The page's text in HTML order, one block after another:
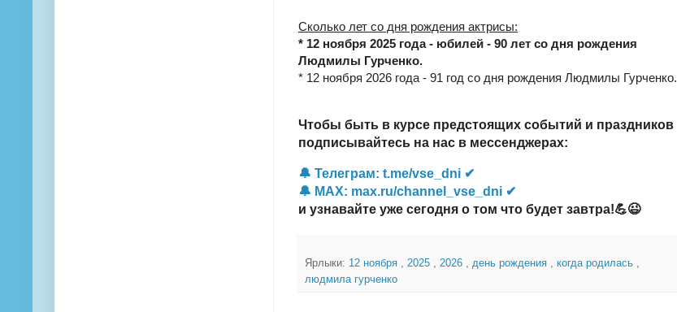
Сколько лет со дня рождения актрисы:
* 12 ноября 2025 года - юбилей - 90 лет со дня рождения
Людмилы Гурченко.
* 12 ноября 2026 года - 91 год со дня рождения Людмилы Гурченко.
Чтобы быть в курсе предстоящих событий и праздников
подписывайтесь на нас в мессенджерах:
🔔 Телеграм: t.me/vse_dni ✔
🔔 MAX: max.ru/channel_vse_dni ✔
и узнавайте уже сегодня о том что будет завтра!💪😉
Ярлыки: 12 ноября , 2025 , 2026 , день рождения , когда родилась ,
людмила гурченко